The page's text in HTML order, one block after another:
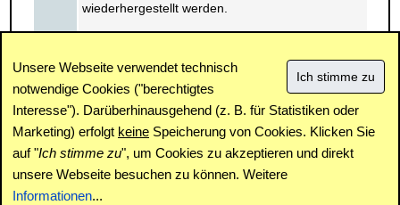
wiederhergestellt werden.
Unsere Webseite verwendet technisch
notwendige Cookies ("berechtigtes
Interesse"). Darüberhinausgehend (z. B. für Statistiken oder
Marketing) erfolgt keine Speicherung von Cookies. Klicken Sie
auf "Ich stimme zu", um Cookies zu akzeptieren und direkt
unsere Webseite besuchen zu können. Weitere
Informationen...
Impressum | Kontakt | Datenschutz / Cookies |
SPAM /
Abuse
| Newsletter | Forum